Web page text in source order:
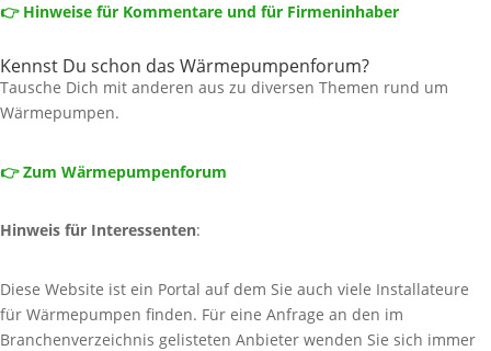
👉 Hinweise für Kommentare und für Firmeninhaber
Kennst Du schon das Wärmepumpenforum?
Tausche Dich mit anderen aus zu diversen Themen rund um
Wärmepumpen.
👉 Zum Wärmepumpenforum
Hinweis für Interessenten:
Diese Website ist ein Portal auf dem Sie auch viele Installateure
für Wärmepumpen finden. Für eine Anfrage an den im
Branchenverzeichnis gelisteten Anbieter wenden Sie sich immer